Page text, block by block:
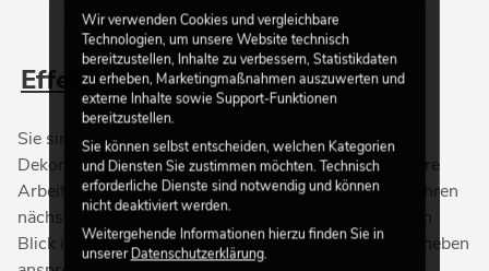
Effekt Vorhänge
Sie sind auf der Suche nach einer ansprechenden
Dekoration für Ihren Partykeller oder benötigen für Ihre
Arbeit als mobiler DJ noch das besondere Etwas für Ihren
nächsten Auftritt? Dann werfen Sie doch einmal einen
Blick in die Rubrik „Effekt Vorhänge.“ Hier finden Sie neben
Wir verwenden Cookies und vergleichbare
Technologien, um unsere Website technisch
bereitzustellen, Inhalte zu verbessern, Statistikdaten
zu erheben, Marketingmaßnahmen auszuwerten und
externe Inhalte sowie Support-Funktionen
bereitzustellen.
Sie können selbst entscheiden, welchen Kategorien
und Diensten Sie zustimmen möchten. Technisch
erforderliche Dienste sind notwendig und können
nicht deaktiviert werden.
Weitergehende Informationen hierzu finden Sie in
unsererDatenschutzerklärung.